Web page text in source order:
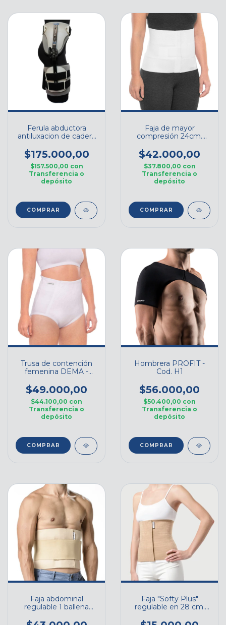
Ferula abductora
antiluxacion de cadera
$175.000,00
$157.500,00 con
Transferencia o
depósito
COMPRAR
Faja de mayor
compresión 24cm.
$42.000,00
$37.800,00 con
Transferencia o
depósito
COMPRAR
Trusa de contención
femenina DEMA -
$49.000,00
$44.100,00 con
Transferencia o
depósito
COMPRAR
Hombrera PROFIT -
Cod. H1
$56.000,00
$50.400,00 con
Transferencia o
depósito
COMPRAR
Faja abdominal
regulable 1 ballena
Cod. 620
Faja "Softy Plus"
regulable en 28 cm.
2800R